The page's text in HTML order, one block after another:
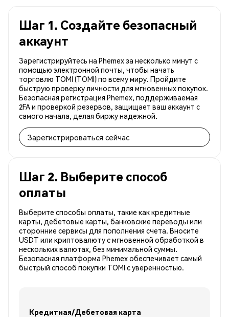
Шаг 1. Создайте безопасный
аккаунт
Зарегистрируйтесь на Phemex за несколько минут с
помощью электронной почты, чтобы начать
торговлю TOMI (TOMI) по всему миру. Пройдите
быструю проверку личности для мгновенных покупок.
Безопасная регистрация Phemex, поддерживаемая
2FA и проверкой резервов, защищает ваш аккаунт с
самого начала, делая биржу надежной.
Зарегистрироваться сейчас
Шаг 2. Выберите способ
оплаты
Выберите способы оплаты, такие как кредитные
карты, дебетовые карты, банковские переводы или
сторонние сервисы для пополнения счета. Вносите
USDT или криптовалюту с мгновенной обработкой в
нескольких валютах, без минимальной суммы.
Безопасная платформа Phemex обеспечивает самый
быстрый способ покупки TOMI с уверенностью.
Кредитная/Дебетовая карта